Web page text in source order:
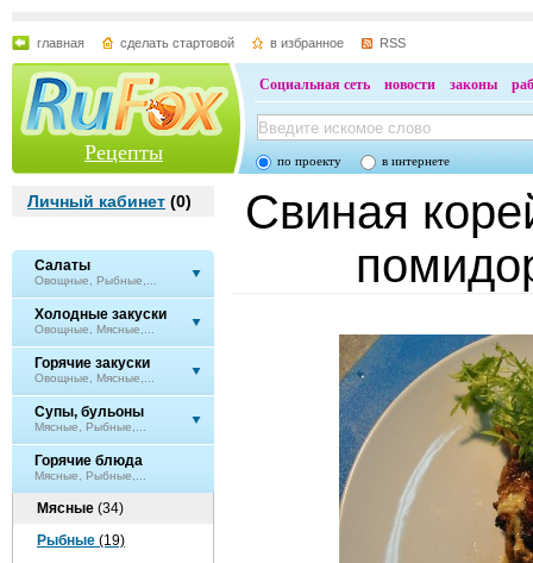
главная сделать стартовой в избранное RSS
Рецепты
Социальная сеть новости законы
по проекту в интернете
Личный кабинет (0)
Салаты
Овощные, Рыбные,...
Холодные закуски
Овощные, Мясные,...
Горячие закуски
Овощные, Мясные,...
Супы, бульоны
Мясные, Рыбные,...
Горячие блюда
Мясные, Рыбные,...
Мясные (34)
Рыбные (19)
Свиная